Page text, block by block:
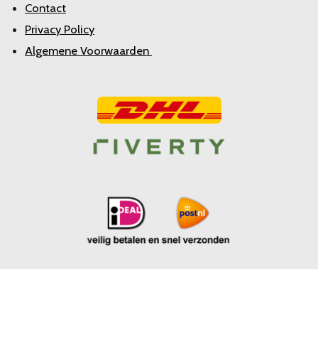
Contact
Privacy Policy
Algemene Voorwaarden